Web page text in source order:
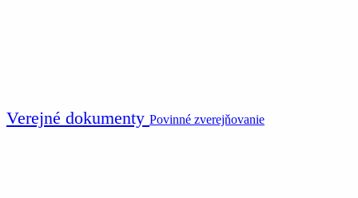
Verejné dokumenty Povinné zverejňovanie